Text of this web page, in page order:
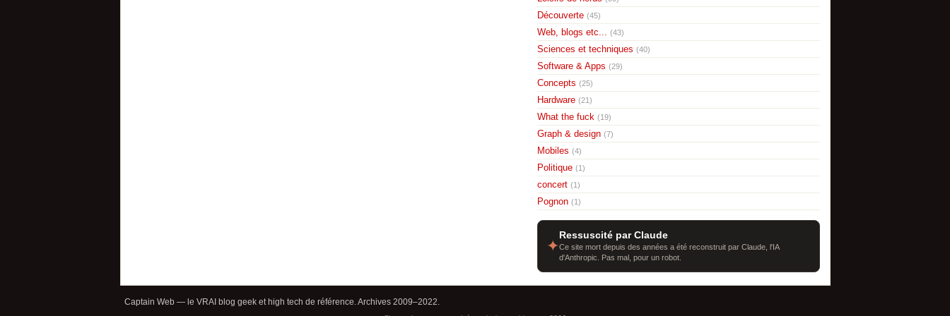
Découverte (45)
Web, blogs etc... (43)
Sciences et techniques (40)
Software & Apps (29)
Concepts (25)
Hardware (21)
What the fuck (19)
Graph & design (7)
Mobiles (4)
Politique (1)
concert (1)
Pognon (1)
✦
Ressuscité par Claude
Ce site mort depuis des années a été reconstruit par Claude, l'IA
d'Anthropic. Pas mal, pour un robot.
Captain Web — le VRAI blog geek et high tech de référence. Archives 2009–2022.